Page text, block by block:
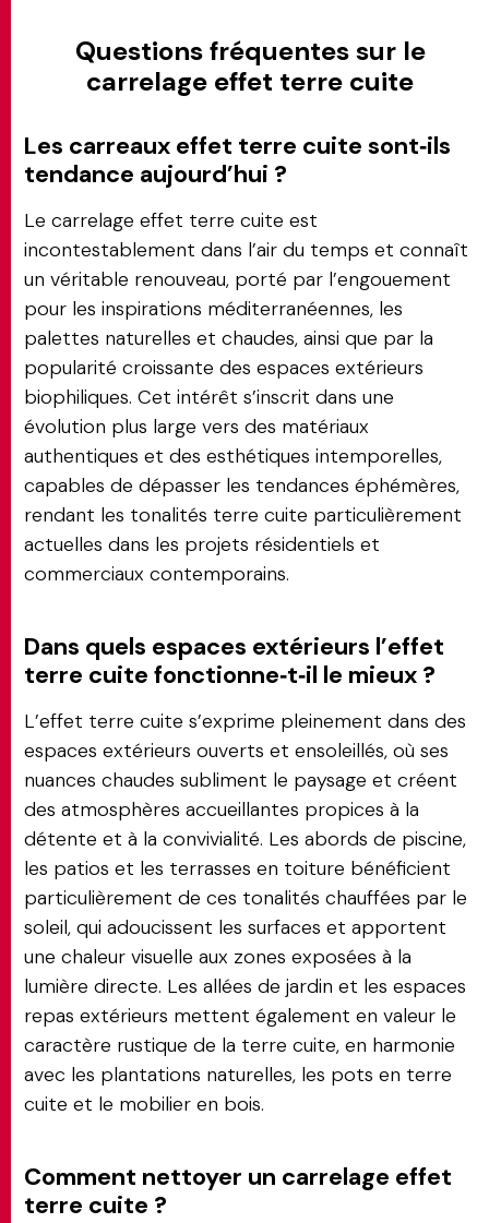
Questions fréquentes sur le
carrelage effet terre cuite
Les carreaux effet terre cuite sont‑ils
tendance aujourd’hui ?
Le carrelage effet terre cuite est
incontestablement dans l’air du temps et connaît
un véritable renouveau, porté par l’engouement
pour les inspirations méditerranéennes, les
palettes naturelles et chaudes, ainsi que par la
popularité croissante des espaces extérieurs
biophiliques. Cet intérêt s’inscrit dans une
évolution plus large vers des matériaux
authentiques et des esthétiques intemporelles,
capables de dépasser les tendances éphémères,
rendant les tonalités terre cuite particulièrement
actuelles dans les projets résidentiels et
commerciaux contemporains.
Dans quels espaces extérieurs l’effet
terre cuite fonctionne‑t‑il le mieux ?
L’effet terre cuite s’exprime pleinement dans des
espaces extérieurs ouverts et ensoleillés, où ses
nuances chaudes subliment le paysage et créent
des atmosphères accueillantes propices à la
détente et à la convivialité. Les abords de piscine,
les patios et les terrasses en toiture bénéficient
particulièrement de ces tonalités chauffées par le
soleil, qui adoucissent les surfaces et apportent
une chaleur visuelle aux zones exposées à la
lumière directe. Les allées de jardin et les espaces
repas extérieurs mettent également en valeur le
caractère rustique de la terre cuite, en harmonie
avec les plantations naturelles, les pots en terre
cuite et le mobilier en bois.
Comment nettoyer un carrelage effet
terre cuite ?